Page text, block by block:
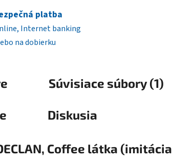
platba
Internet banking
na dobierku
Súvisiace súbory (1)
Diskusia
Coffee látka (imitácia